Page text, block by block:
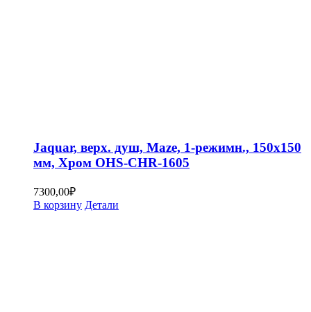
Jaquar, верх. душ, Maze, 1-режимн., 150х150
мм, Хром OHS-CHR-1605
7300,00₽
В корзину Детали